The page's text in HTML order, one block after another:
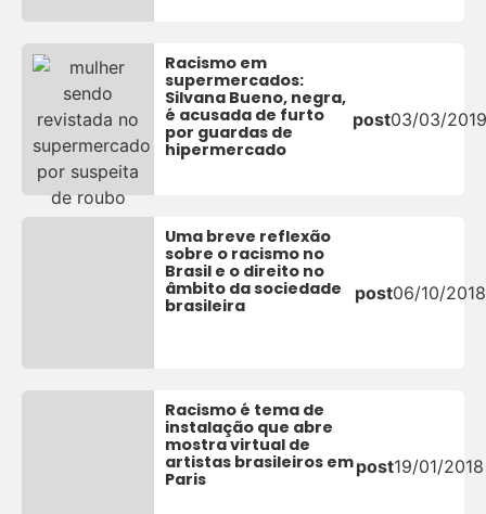
Racismo em
supermercados:
Silvana Bueno, negra,
é acusada de furto
por guardas de
hipermercado
post03/03/
Uma breve reflexão
sobre o racismo no
Brasil e o direito no
âmbito da sociedade
brasileira
post06/10/2018
Racismo é tema de
instalação que abre
mostra virtual de
artistas brasileiros em
Paris
post19/01/2018